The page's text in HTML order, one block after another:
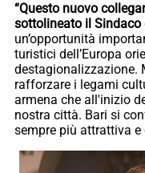
“Questo nuovo
sottolineato il Sindaco
un’opportunità
turistici dell’Europa
destagionalizzazione.
rafforzare i legami
armena che all'inizio
nostra città. Bari si
sempre più attrattiva e